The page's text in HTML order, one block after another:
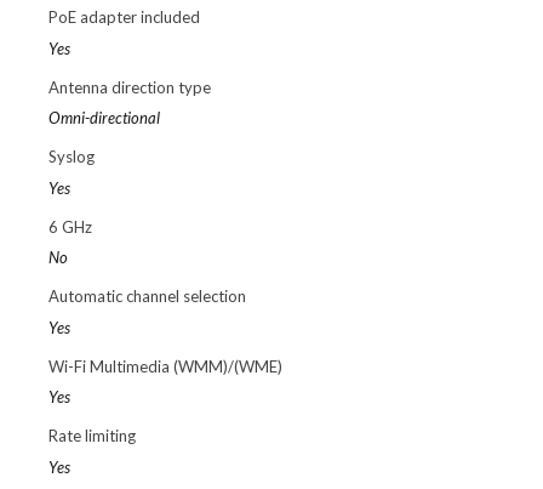
PoE adapter included
Yes
Antenna direction type
Omni-directional
Syslog
Yes
6 GHz
No
Automatic channel selection
Yes
Wi-Fi Multimedia (WMM)/(WME)
Yes
Rate limiting
Yes